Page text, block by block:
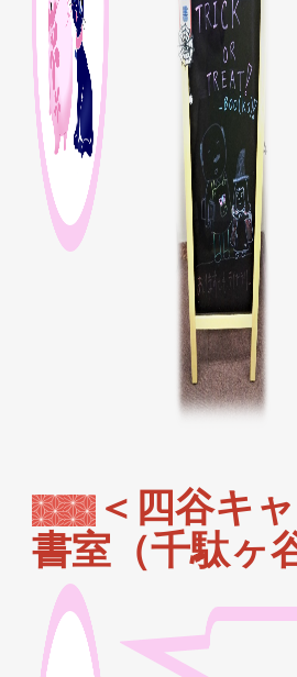
＜四谷キ
書室（千駄ヶ